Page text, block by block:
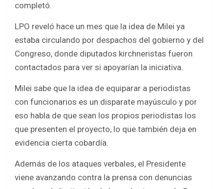
completó.
LPO reveló hace un mes que la idea de Milei ya
estaba circulando por despachos del gobierno y del
Congreso, donde diputados kirchneristas fueron
contactados para ver si apoyarían la iniciativa.
Milei sabe que la idea de equiparar a periodistas
con funcionarios es un disparate mayúsculo y por
eso habla de que sean los propios periodistas los
que presenten el proyecto, lo que también deja en
evidencia cierta cobardía.
Además de los ataques verbales, el Presidente
viene avanzando contra la prensa con denuncias